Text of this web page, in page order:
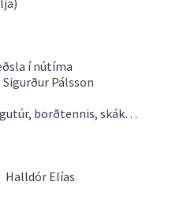
í nútíma
Pálsson
borðtennis, skák…
Halldór Elías